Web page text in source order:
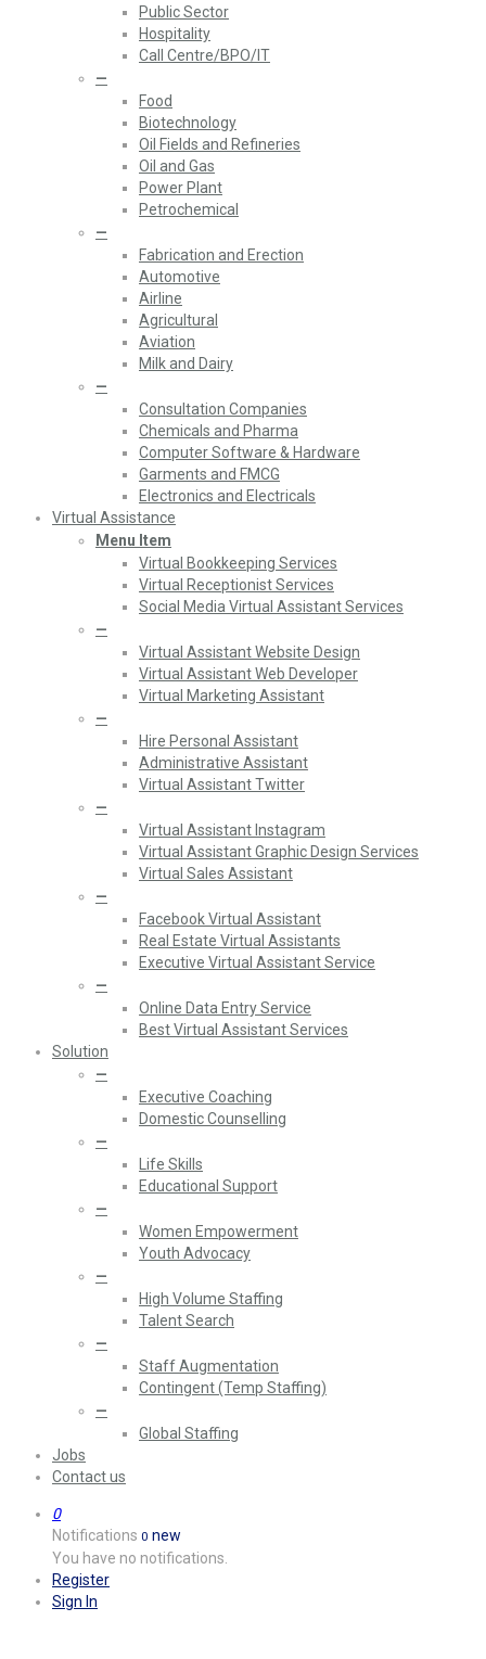
Public Sector
Hospitality
Call Centre/BPO/IT
—
Food
Biotechnology
Oil Fields and Refineries
Oil and Gas
Power Plant
Petrochemical
—
Fabrication and Erection
Automotive
Airline
Agricultural
Aviation
Milk and Dairy
—
Consultation Companies
Chemicals and Pharma
Computer Software & Hardware
Garments and FMCG
Electronics and Electricals
Virtual Assistance
Menu Item
Virtual Bookkeeping Services
Virtual Receptionist Services
Social Media Virtual Assistant Services
—
Virtual Assistant Website Design
Virtual Assistant Web Developer
Virtual Marketing Assistant
—
Hire Personal Assistant
Administrative Assistant
Virtual Assistant Twitter
—
Virtual Assistant Instagram
Virtual Assistant Graphic Design Services
Virtual Sales Assistant
—
Facebook Virtual Assistant
Real Estate Virtual Assistants
Executive Virtual Assistant Service
—
Online Data Entry Service
Best Virtual Assistant Services
Solution
—
Executive Coaching
Domestic Counselling
—
Life Skills
Educational Support
—
Women Empowerment
Youth Advocacy
—
High Volume Staffing
Talent Search
—
Staff Augmentation
Contingent (Temp Staffing)
—
Global Staffing
Jobs
Contact us
0
Notifications 0 new
You have no notifications.
Register
Sign In